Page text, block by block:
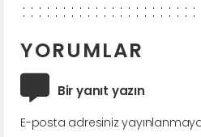
YORUMLAR
Bir yanıt yazın
E-posta adresiniz